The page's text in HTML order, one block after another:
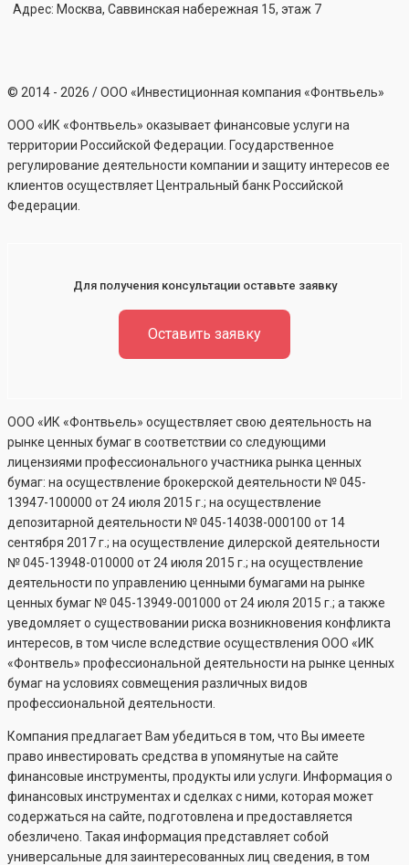
Адрес: Москва, Саввинская набережная 15, этаж 7
© 2014 - 2026 / ООО «Инвестиционная компания «Фонтвьель»
ООО «ИК «Фонтвьель» оказывает финансовые услуги на
территории Российской Федерации. Государственное
регулирование деятельности компании и защиту интересов ее
клиентов осуществляет Центральный банк Российской
Федерации.
Для получения консультации оставьте заявку
Оставить заявку
ООО «ИК «Фонтвьель» осуществляет свою деятельность на
рынке ценных бумаг в соответствии со следующими
лицензиями профессионального участника рынка ценных
бумаг: на осуществление брокерской деятельности №045-
13947-100000 от 24 июля 2015 г.; на осуществление
депозитарной деятельности №045-14038-000100 от 14
сентября 2017 г.; на осуществление дилерской деятельности
№045-13948-010000 от 24 июля 2015 г.; на осуществление
деятельности по управлению ценными бумагами на рынке
ценных бумаг №045-13949-001000 от 24 июля 2015 г.; а также
уведомляет о существовании риска возникновения конфликта
интересов, в том числе вследствие осуществления ООО «ИК
«Фонтвель» профессиональной деятельности на рынке ценных
бумаг на условиях совмещения различных видов
профессиональной деятельности.
Компания предлагает Вам убедиться в том, что Вы имеете
право инвестировать средства в упомянутые на сайте
финансовые инструменты, продукты или услуги. Информация о
финансовых инструментах и сделках с ними, которая может
содержаться на сайте, подготовлена и предоставляется
обезличено. Такая информация представляет собой
универсальные для заинтересованных лиц сведения, в том